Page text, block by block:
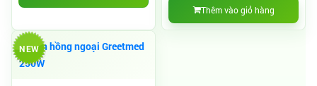
Thêm vào giỏ hàng
NEW